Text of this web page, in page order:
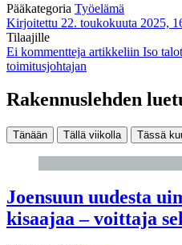
Pääkategoria Työelämä
Kirjoitettu 22. toukokuuta 2025,
Tilaajille
Ei kommentteja artikkeliin Iso
toimitusjohtajan
Rakennuslehden
Tänään Tällä viikolla Tässä
Joensuun uudesta
kisaajaa – voittaja